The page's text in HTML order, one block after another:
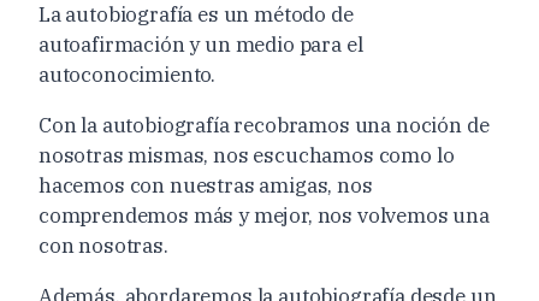
La autobiografía es un método de
autoafirmación y un medio para el
autoconocimiento.
Con la autobiografía recobramos una noción de
nosotras mismas, nos escuchamos como lo
hacemos con nuestras amigas, nos
comprendemos más y mejor, nos volvemos una
con nosotras.